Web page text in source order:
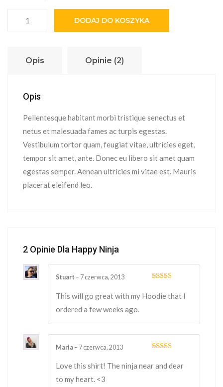
DODAJ DO KOSZYKA
Opis Opinie (2)
Opis
Pellentesque habitant morbi tristique senectus et
netus et malesuada fames ac turpis egestas.
Vestibulum tortor quam, feugiat vitae, ultricies eget,
tempor sit amet, ante. Donec eu libero sit amet quam
egestas semper. Aenean ultricies mi vitae est. Mauris
placerat eleifend leo.
2 Opinie Dla Happy Ninja
na 5
Stuart – 7 czerwca, 2013
This will go great with my Hoodie that I
ordered a few weeks ago.
na 5
Maria – 7 czerwca, 2013
Love this shirt! The ninja near and dear
to my heart. <3